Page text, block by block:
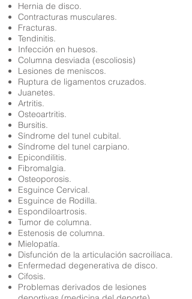
Hernia de disco.
Contracturas musculares.
Fracturas.
Tendinitis.
Infección en huesos.
Columna desviada (escoliosis)
Lesiones de meniscos.
Ruptura de ligamentos cruzados.
Juanetes.
Artritis.
Osteoartritis.
Bursitis.
Síndrome del tunel cubital.
Síndrome del tunel carpiano.
Epicondilitis.
Fibromalgia.
Osteoporosis.
Esguince Cervical.
Esguince de Rodilla.
Espondiloartrosis.
Tumor de columna.
Estenosis de columna.
Mielopatía.
Disfunción de la articulación sacroilíaca.
Enfermedad degenerativa de disco.
Cifosis.
Problemas derivados de lesiones